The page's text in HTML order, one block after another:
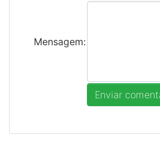
Mensagem: